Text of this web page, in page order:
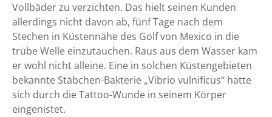
e
n
w
e
n
i
g
h
T
a
t
t
o
o
Vollbäder zu verzichten. Das hielt seinen Kunden
allerdings nicht davon ab, fünf Tage nach dem
Stechen in Küstennähe des Golf von Mexico in die
trübe Welle einzutauchen. Raus aus dem Wasser kam
er wohl nicht alleine. Eine in solchen Küstengebieten
bekannte Stäbchen-Bakterie „Vibrio vulnificus“ hatte
sich durch die Tattoo-Wunde in seinem Körper
eingenistet.